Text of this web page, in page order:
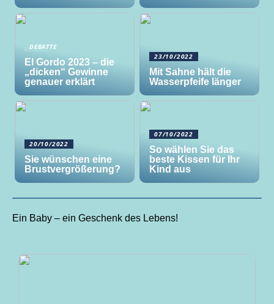
DEBATTE
El Gordo 2023 – die
„dicken“ Gewinne
genauer erklärt
23/10/2022
Mit Sahne hält die
Wasserpfeife länger
20/10/2022
Sie wünschen eine
Brustvergrößerung?
07/10/2022
So wählen Sie das
beste Kissen für Ihr
Kind aus
Ein Baby – ein Geschenk des Lebens!